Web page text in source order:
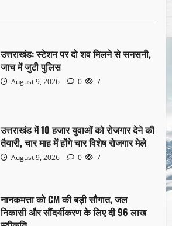
उत्तराखंड: स्टेशन पर दो शव मिलने से सनसनी,
जाच में जुटी पुलिस
August 9, 2026 0 7
उत्तराखंड में 10 हजार युवाओं को रोजगार देने की
तैयारी, चार माह में होंगे चार विशेष रोजगार मेले
August 9, 2026 0 7
नानकमत्ता को CM की बड़ी सौगात, जल
निकासी और सौंदर्यीकरण के लिए दी 96 लाख